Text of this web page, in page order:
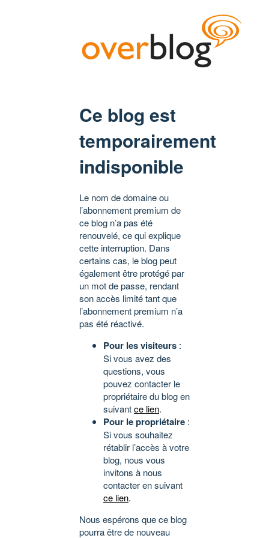
Ce blog est
temporairement
indisponible
Le nom de domaine ou
l’abonnement premium de
ce blog n’a pas été
renouvelé, ce qui explique
cette interruption. Dans
certains cas, le blog peut
également être protégé par
un mot de passe, rendant
son accès limité tant que
l’abonnement premium n’a
pas été réactivé.
Pour les visiteurs :
Si vous avez des
questions, vous
pouvez contacter le
propriétaire du blog en
suivantce lien.
Pour le propriétaire :
Si vous souhaitez
rétablir l’accès à votre
blog, nous vous
invitons à nous
contacter en suivant
ce lien.
Nous espérons que ce blog
pourra être de nouveau